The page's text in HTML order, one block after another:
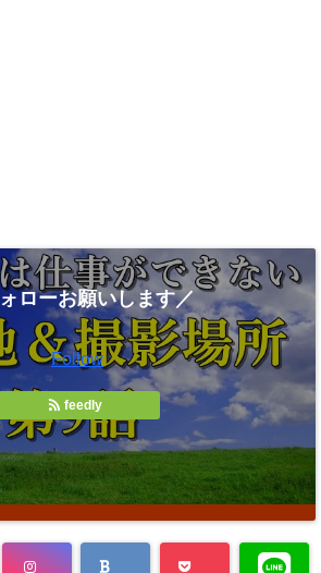
ローお願いします／
Follow
feedly